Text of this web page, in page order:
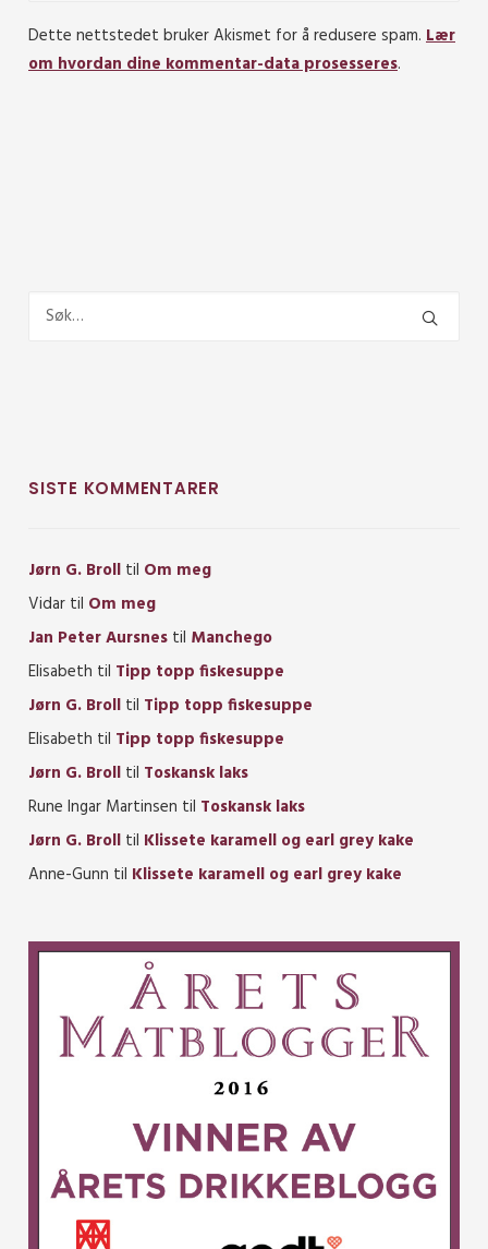
Dette nettstedet bruker Akismet for å redusere spam. Lær
om hvordan dine kommentar-data prosesseres.
SISTE KOMMENTARER
Jørn G. Broll til Om meg
Vidar til Om meg
Jan Peter Aursnes til Manchego
Elisabeth til Tipp topp fiskesuppe
Jørn G. Broll til Tipp topp fiskesuppe
Elisabeth til Tipp topp fiskesuppe
Jørn G. Broll til Toskansk laks
Rune Ingar Martinsen til Toskansk laks
Jørn G. Broll til Klissete karamell og earl grey kake
Anne-Gunn til Klissete karamell og earl grey kake